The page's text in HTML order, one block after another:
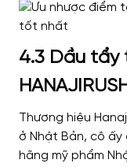
4.3 Dầu tẩy
Thương hiệu
ở Nhật Bản, cô
hãng mỹ phẩm